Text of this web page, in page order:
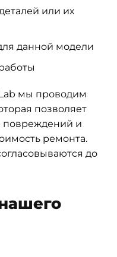
или их
данной модели
мы проводим
позволяет
повреждений и
ремонта.
до